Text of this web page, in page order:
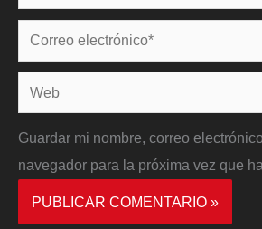
Correo
electrónico*
Web
Guardar mi nombre, correo
navegador para la próxima vez que